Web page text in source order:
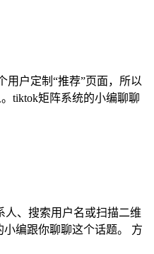
用户定制“推荐”页面，所以
tiktok矩阵系统的小编聊聊
人、搜索用户名或扫描二维
编跟你聊聊这个话题。 方